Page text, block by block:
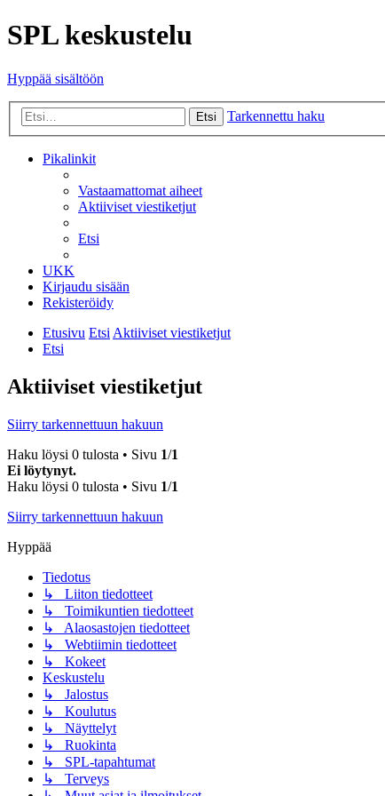
SPL keskustelu
Hyppää sisältöön
Etsi Tarkennettu haku
Pikalinkit
Vastaamattomat aiheet
Aktiiviset viestiketjut
Etsi
UKK
Kirjaudu sisään
Rekisteröidy
Etusivu EtsiAktiiviset viestiketjut
Etsi
Aktiiviset viestiketjut
Siirry tarkennettuun hakuun
Haku löysi 0 tulosta • Sivu 1/1
Ei löytynyt.
Haku löysi 0 tulosta • Sivu 1/1
Siirry tarkennettuun hakuun
Hyppää
Tiedotus
↳ Liiton tiedotteet
↳ Toimikuntien tiedotteet
↳ Alaosastojen tiedotteet
↳ Webtiimin tiedotteet
↳ Kokeet
Keskustelu
↳ Jalostus
↳ Koulutus
↳ Näyttelyt
↳ Ruokinta
↳ SPL-tapahtumat
↳ Terveys